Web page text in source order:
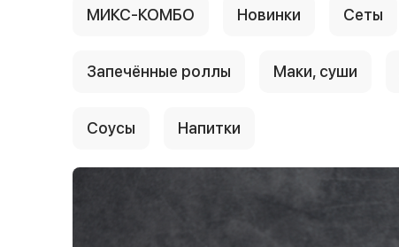
МИКС-КОМБО Новинки Сеты
Запечённые роллы Маки, суши
Соусы Напитки